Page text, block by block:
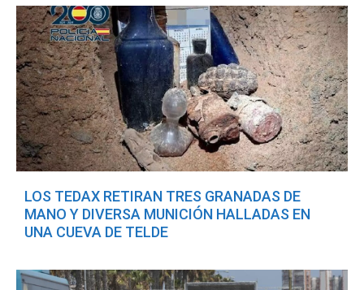
LOS TEDAX RETIRAN TRES GRANADAS DE
MANO Y DIVERSA MUNICIÓN HALLADAS EN
UNA CUEVA DE TELDE